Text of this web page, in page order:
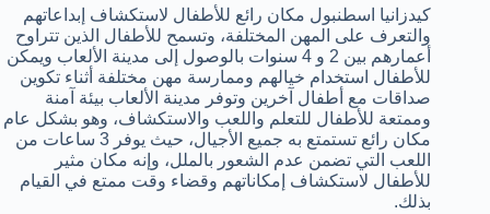
كيدزانيا اسطنبول مكان رائع للأطفال لاستكشاف إبداعاتهم
والتعرف على المهن المختلفة، وتسمح للأطفال الذين تتراوح
أعمارهم بين 2 و 4 سنوات بالوصول إلى مدينة الألعاب ويمكن
للأطفال استخدام خيالهم وممارسة مهن مختلفة أثناء تكوين
صداقات مع أطفال آخرين وتوفر مدينة الألعاب بيئة آمنة
وممتعة للأطفال للتعلم واللعب والاستكشاف، وهو بشكل عام
مكان رائع تستمتع به جميع الأجيال، حيث يوفر 3 ساعات من
اللعب التي تضمن عدم الشعور بالملل، وإنه مكان مثير
للأطفال لاستكشاف إمكاناتهم وقضاء وقت ممتع في القيام
بذلك.